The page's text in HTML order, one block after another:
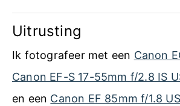
Uitrusting
Ik fotografeer met een Canon
Canon EF-S 17-55mm f/2.8 IS
en een Canon EF 85mm f/1.8